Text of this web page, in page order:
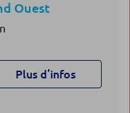
Ouest
Plus d’infos